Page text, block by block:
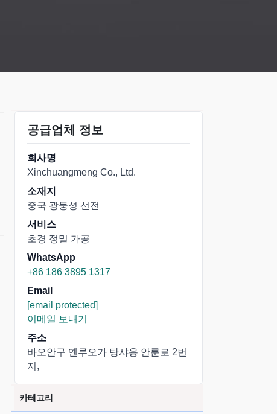
공급업체 정보
회사명
Xinchuangmeng Co., Ltd.
소재지
중국 광둥성 선전
서비스
초경 정밀 가공
WhatsApp
+86 186 3895 1317
Email
[email protected]
이메일 보내기
주소
바오안구 옌루오가 탕샤용 안룬로 2번
지,
카테고리